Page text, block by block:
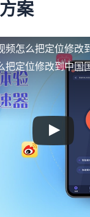
案
频怎么把定位修改
把定位修改到中国